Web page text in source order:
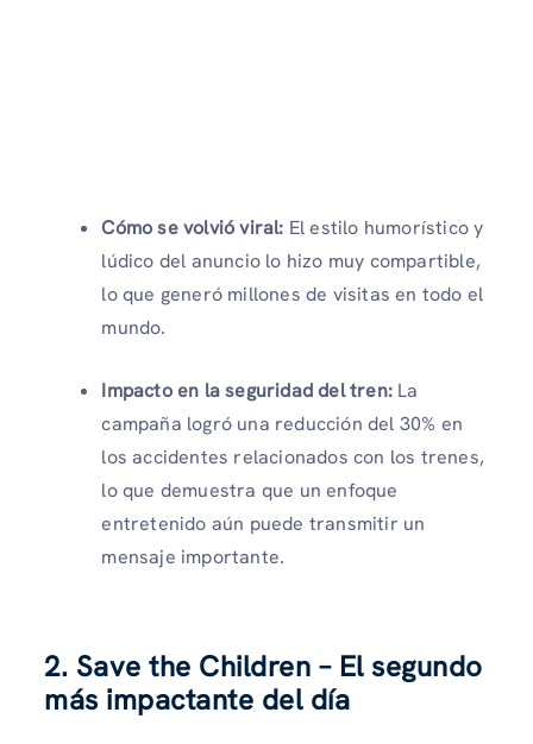
Cómo se volvió viral: El estilo humorístico y
lúdico del anuncio lo hizo muy compartible,
lo que generó millones de visitas en todo el
mundo.
Impacto en la seguridad del tren: La
campaña logró una reducción del 30% en
los accidentes relacionados con los trenes,
lo que demuestra que un enfoque
entretenido aún puede transmitir un
mensaje importante.
2. Save the Children – El segundo
más impactante del día